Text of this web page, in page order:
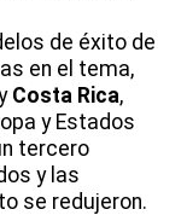
de éxito de
en el tema,
Costa Rica,
y Estados
tercero
y las
se redujeron.